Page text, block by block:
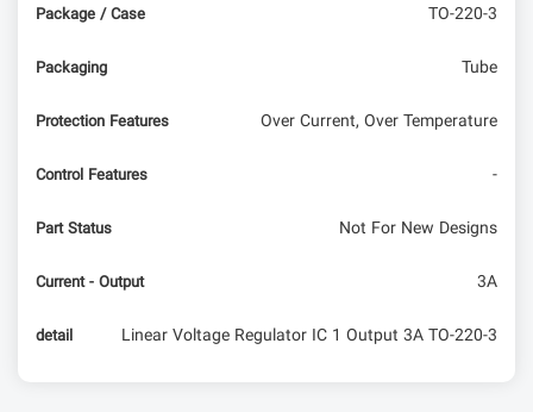
Package / Case TO-220-3
Packaging Tube
Protection Features Over Current, Over Temperature
Control Features -
Part Status Not For New Designs
Current - Output 3A
detail Linear Voltage Regulator IC 1 Output 3A TO-220-3